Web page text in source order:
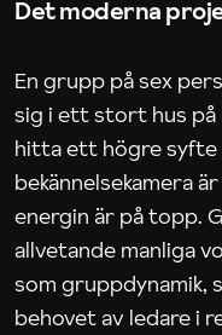
Det moderna
En grupp på sex
sig i ett stort hus på
hitta ett högre syfte
bekännelsekamera
energin är på topp.
allvetande manliga
som gruppdynamik,
behovet av ledare i